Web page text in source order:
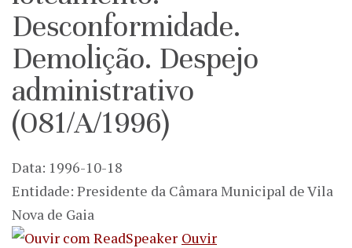
Desconformidade.
Demolição. Despejo
administrativo
(081/A/1996)
Data: 1996-10-18
Entidade: Presidente da Câmara Municipal de Vila
Nova de Gaia
Ouvir